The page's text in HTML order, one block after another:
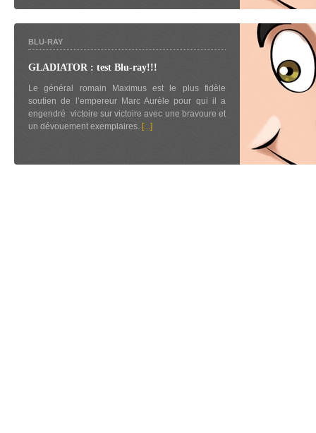
BLU-RAY
GLADIATOR : test Blu-ray!!!
Le général romain Maximus est le plus fidèle
soutien de l’empereur Marc Aurèle pour qui il a
engendré victoire sur victoire avec une bravoure et
un dévouement exemplaires. [...]